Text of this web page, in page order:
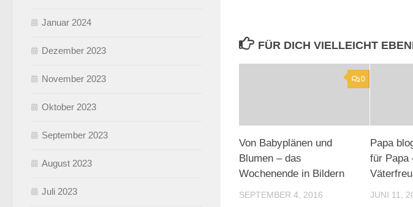
FÜR DICH VIELLEICHT
0
Von Babyplänen und
Blumen – das
Wochenende in Bildern
SEPTEMBER 4, 2016
Papa
für Papa
JUNI 11,
Januar 2024
Dezember 2023
November 2023
Oktober 2023
September 2023
August 2023
Juli 2023